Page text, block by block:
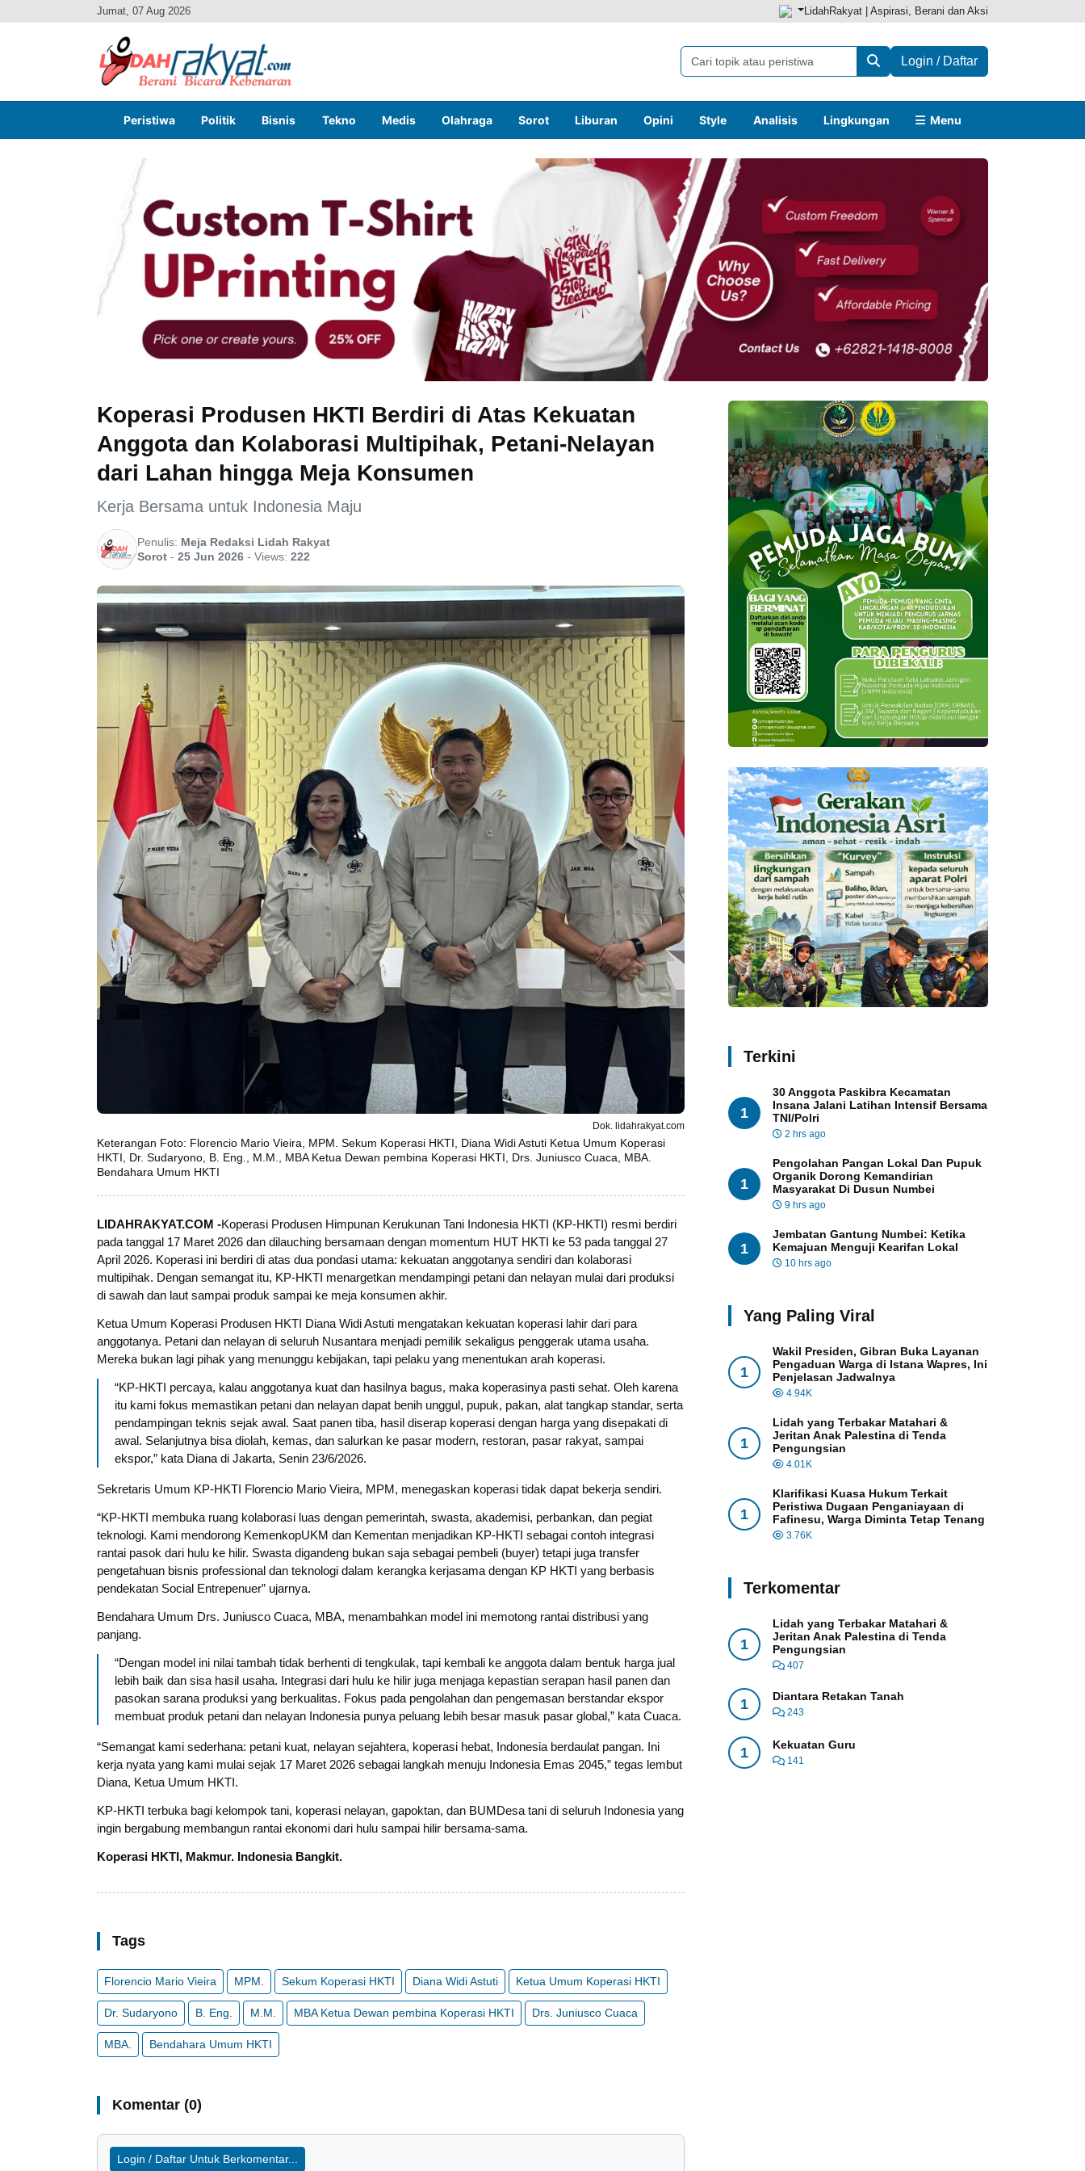
Jumat, 07 Aug 2026 LidahRakyat | Aspirasi, Berani dan Aksi
Login / Daftar
Peristiwa Politik Bisnis Tekno Medis Olahraga Sorot Liburan Opini Style Analisis Lingkungan Menu
Koperasi Produsen HKTI Berdiri di Atas Kekuatan
Anggota dan Kolaborasi Multipihak, Petani-Nelayan
dari Lahan hingga Meja Konsumen
Kerja Bersama untuk Indonesia Maju
Penulis: Meja Redaksi Lidah Rakyat
Sorot - 25 Jun 2026 - Views: 222
Dok. lidahrakyat.com
Keterangan Foto: Florencio Mario Vieira, MPM. Sekum Koperasi HKTI, Diana Widi Astuti Ketua Umum Koperasi
HKTI, Dr. Sudaryono, B. Eng., M.M., MBA Ketua Dewan pembina Koperasi HKTI, Drs. Juniusco Cuaca, MBA.
Bendahara Umum HKTI
LIDAHRAKYAT.COM -Koperasi Produsen Himpunan Kerukunan Tani Indonesia HKTI (KP-HKTI) resmi berdiri
pada tanggal 17 Maret 2026 dan dilauching bersamaan dengan momentum HUT HKTI ke 53 pada tanggal 27
April 2026. Koperasi ini berdiri di atas dua pondasi utama: kekuatan anggotanya sendiri dan kolaborasi
multipihak. Dengan semangat itu, KP-HKTI menargetkan mendampingi petani dan nelayan mulai dari produksi
di sawah dan laut sampai produk sampai ke meja konsumen akhir.
Ketua Umum Koperasi Produsen HKTI Diana Widi Astuti mengatakan kekuatan koperasi lahir dari para
anggotanya. Petani dan nelayan di seluruh Nusantara menjadi pemilik sekaligus penggerak utama usaha.
Mereka bukan lagi pihak yang menunggu kebijakan, tapi pelaku yang menentukan arah koperasi.
“KP-HKTI percaya, kalau anggotanya kuat dan hasilnya bagus, maka koperasinya pasti sehat. Oleh karena
itu kami fokus memastikan petani dan nelayan dapat benih unggul, pupuk, pakan, alat tangkap standar, serta
pendampingan teknis sejak awal. Saat panen tiba, hasil diserap koperasi dengan harga yang disepakati di
awal. Selanjutnya bisa diolah, kemas, dan salurkan ke pasar modern, restoran, pasar rakyat, sampai
ekspor,” kata Diana di Jakarta, Senin 23/6/2026.
Sekretaris Umum KP-HKTI Florencio Mario Vieira, MPM, menegaskan koperasi tidak dapat bekerja sendiri.
“KP-HKTI membuka ruang kolaborasi luas dengan pemerintah, swasta, akademisi, perbankan, dan pegiat
teknologi. Kami mendorong KemenkopUKM dan Kementan menjadikan KP-HKTI sebagai contoh integrasi
rantai pasok dari hulu ke hilir. Swasta digandeng bukan saja sebagai pembeli (buyer) tetapi juga transfer
pengetahuan bisnis professional dan teknologi dalam kerangka kerjasama dengan KP HKTI yang berbasis
pendekatan Social Entrepenuer” ujarnya.
Bendahara Umum Drs. Juniusco Cuaca, MBA, menambahkan model ini memotong rantai distribusi yang
panjang.
“Dengan model ini nilai tambah tidak berhenti di tengkulak, tapi kembali ke anggota dalam bentuk harga jual
lebih baik dan sisa hasil usaha. Integrasi dari hulu ke hilir juga menjaga kepastian serapan hasil panen dan
pasokan sarana produksi yang berkualitas. Fokus pada pengolahan dan pengemasan berstandar ekspor
membuat produk petani dan nelayan Indonesia punya peluang lebih besar masuk pasar global,” kata Cuaca.
“Semangat kami sederhana: petani kuat, nelayan sejahtera, koperasi hebat, Indonesia berdaulat pangan. Ini
kerja nyata yang kami mulai sejak 17 Maret 2026 sebagai langkah menuju Indonesia Emas 2045,” tegas lembut
Diana, Ketua Umum HKTI.
KP-HKTI terbuka bagi kelompok tani, koperasi nelayan, gapoktan, dan BUMDesa tani di seluruh Indonesia yang
ingin bergabung membangun rantai ekonomi dari hulu sampai hilir bersama-sama.
Koperasi HKTI, Makmur. Indonesia Bangkit.
Tags
Florencio Mario Vieira MPM. Sekum Koperasi HKTI Diana Widi Astuti Ketua Umum Koperasi HKTI
Dr. Sudaryono B. Eng. M.M. MBA Ketua Dewan pembina Koperasi HKTI Drs. Juniusco Cuaca
MBA. Bendahara Umum HKTI
Komentar (0)
Login / Daftar Untuk Berkomentar...
Terkini
1
30 Anggota Paskibra Kecamatan
Insana Jalani Latihan Intensif Bersama
TNI/Polri
2 hrs ago
1
Pengolahan Pangan Lokal Dan Pupuk
Organik Dorong Kemandirian
Masyarakat Di Dusun Numbei
9 hrs ago
1
Jembatan Gantung Numbei: Ketika
Kemajuan Menguji Kearifan Lokal
10 hrs ago
Yang Paling Viral
1
Wakil Presiden, Gibran Buka Layanan
Pengaduan Warga di Istana Wapres, Ini
Penjelasan Jadwalnya
4.94K
1
Lidah yang Terbakar Matahari &
Jeritan Anak Palestina di Tenda
Pengungsian
4.01K
1
Klarifikasi Kuasa Hukum Terkait
Peristiwa Dugaan Penganiayaan di
Fafinesu, Warga Diminta Tetap Tenang
3.76K
Terkomentar
1
Lidah yang Terbakar Matahari &
Jeritan Anak Palestina di Tenda
Pengungsian
407
1 Diantara Retakan Tanah
243
1 Kekuatan Guru
141